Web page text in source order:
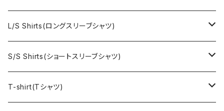
Ralph Laurne(ラルフローレン)
Denim jacket(デニムジャケット)
Vest(ベスト)
Reverse Weave(リバースウィーブ)
Sports sweat(スポーツ スウェット)
Character(キャラクター)
Ralph Lauren(ラルフローレン)
Brand(ブランド)
LACOSTE(ラコステ)
L/S Shirts(ロングスリーブシャツ)
Ralph Lauren(ラルフローレン)
Brooks Brothers(ブルックスブラザーズ)
S/S Shirts(ショートスリーブシャツ)
Ralph Lauren (ラルフローレン)
T-shirt(Tシャツ)